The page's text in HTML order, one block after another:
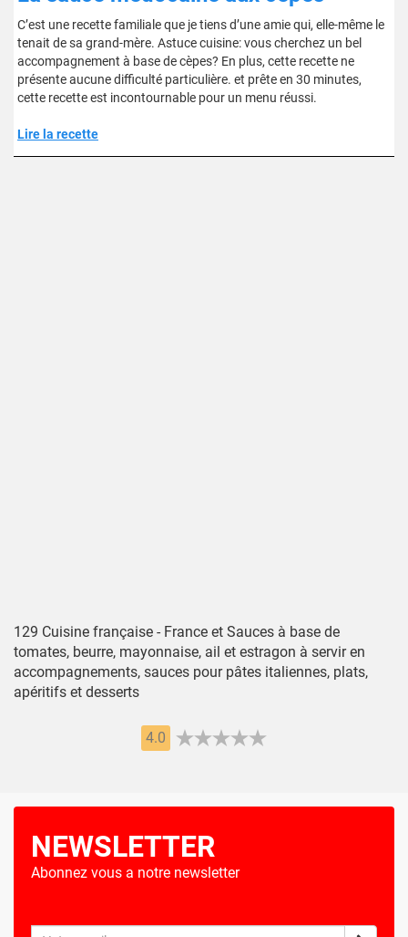
C’est une recette familiale que je tiens d’une amie qui, elle-même le
tenait de sa grand-mère. Astuce cuisine: vous cherchez un bel
accompagnement à base de cèpes? En plus, cette recette ne
présente aucune difficulté particulière. et prête en 30 minutes,
cette recette est incontournable pour un menu réussi.
Lire la recette
129 Cuisine française - France et Sauces à base de
tomates, beurre, mayonnaise, ail et estragon à servir en
accompagnements, sauces pour pâtes italiennes, plats,
apéritifs et desserts
4.0
NEWSLETTER
Abonnez vous a notre newsletter